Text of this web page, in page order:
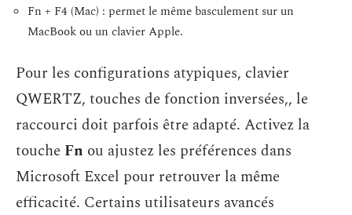
Fn + F4 (Mac) : permet le même basculement sur un
MacBook ou un clavier Apple.
Pour les configurations atypiques, clavier
QWERTZ, touches de fonction inversées,, le
raccourci doit parfois être adapté. Activez la
touche Fn ou ajustez les préférences dans
Microsoft Excel pour retrouver la même
efficacité. Certains utilisateurs avancés